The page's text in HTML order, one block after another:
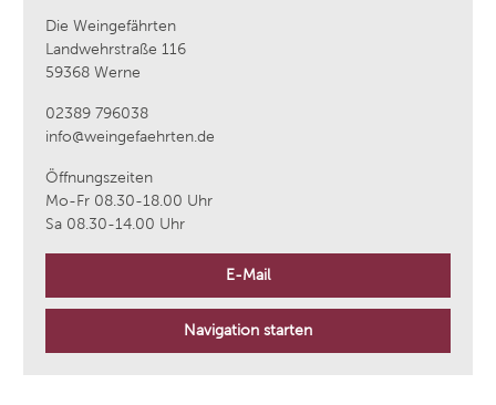
Die Weingefährten
Landwehrstraße 116
59368 Werne
02389 796038
info@weingefaehrten.de
Öffnungszeiten
Mo-Fr 08.30-18.00 Uhr
Sa 08.30-14.00 Uhr
E-Mail
Navigation starten